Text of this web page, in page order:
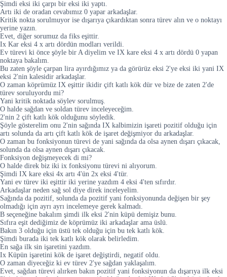
Şimdi eksi iki çarpı bir eksi iki yaptı.
Artı iki de oradan cevabımız 0 yapar arkadaşlar.
Kritik nokta sorulmuyor ise dışarıya çıkardıktan sonra türev alın ve o noktayı
yerine yazın.
Evet, diğer sorumuz da fiks eşittir.
Ix Kar eksi 4 x artı dördün modları verildi.
Ev türevi ki önce şöyle bir A diyelim ve IX kare eksi 4 x artı dördü 0 yapan
noktaya bakalım.
Bu zaten şöyle çarpan lira ayırdığımız ya da görürüz eksi 2'ye eksi iki yani IX
eksi 2'nin kalesidir arkadaşlar.
O zaman köprümüz IX eşittir ikidir çift katlı kök dür ve bize de zaten 2'de
türev soruluyordu mi?
Yani kritik noktada söylev sorulmuş.
O halde sağdan ve soldan türev inceleyeceğim.
2'nin 2 çift katlı kök olduğunu söyledik.
Şöyle gösterelim onu 2'nin sağında IX kalbimizin işareti pozitif olduğu için
artı solunda da artı çift katlı kök de işaret değişmiyor du arkadaşlar.
O zaman bu fonksiyonun türevi de yani sağında da olsa aynen dışarı çıkacak,
solunda da olsa aynen dışarı çıkacak.
Fonksiyon değişmeyecek di mi?
O halde direk biz iki ix fonksiyonu türevi ni alıyorum.
Şimdi IX kare eksi 4x artı 4'ün 2x eksi 4'tür.
Yani ev türev iki eşittir iki yerine yazdım 4 eksi 4'ten sıfırdır.
Arkadaşlar neden sağ sol diye direk inceleyelim.
Sağında da pozitif, solunda da pozitif yani fonksiyonunda değişen bir şey
olmadığı için ayrı ayrı incelemeye gerek kalmadı.
B seçeneğine bakalım şimdi ilk eksi 2'nin küpü demişiz bunu.
Sıfıra eşit dediğimiz de köprümüz iki arkadaşlar ama üslü.
Bakın 3 olduğu için üstü tek olduğu için bu tek katlı kök.
Şimdi burada iki tek katlı kök olarak belirledim.
En sağa ilk sin işaretini yazdım.
Ix Küpün işaretini kök de işaret değiştirdi, negatif oldu.
O zaman diyeceğiz ki ev türev 2'ye sağdan yaklaşalım.
Evet, sağdan türevi alırken bakın pozitif yani fonksiyonun da dışarıya ilk eksi